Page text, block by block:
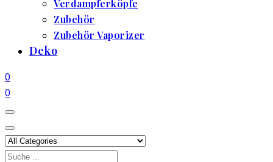
Verdampferköpfe
Zubehör
Zubehör Vaporizer
Deko
0
0
Search